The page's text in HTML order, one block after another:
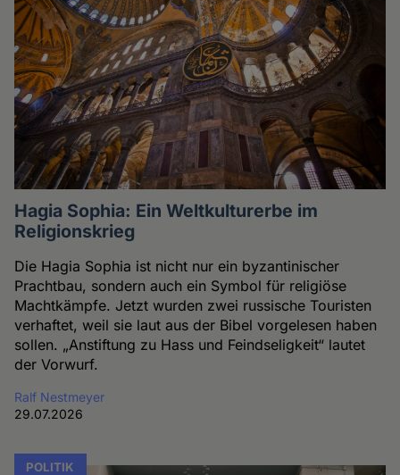
Hagia Sophia: Ein Weltkulturerbe im
Religionskrieg
Die Hagia Sophia ist nicht nur ein byzantinischer
Prachtbau, sondern auch ein Symbol für religiöse
Machtkämpfe. Jetzt wurden zwei russische Touristen
verhaftet, weil sie laut aus der Bibel vorgelesen haben
sollen. „Anstiftung zu Hass und Feindseligkeit“ lautet
der Vorwurf.
Ralf Nestmeyer
29.07.2026
POLITIK